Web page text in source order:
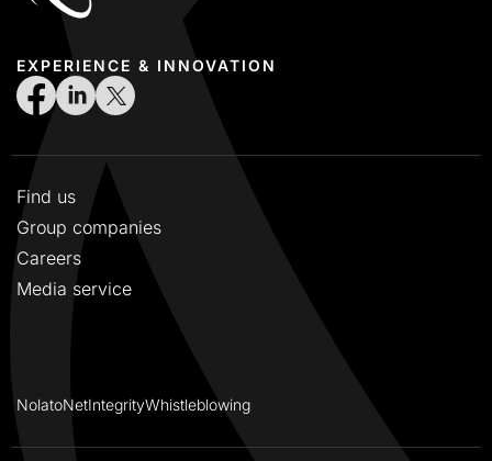
EXPERIENCE & INNOVATION
Find us
Group companies
Careers
Media service
NolatoNetIntegrityWhistleblowing